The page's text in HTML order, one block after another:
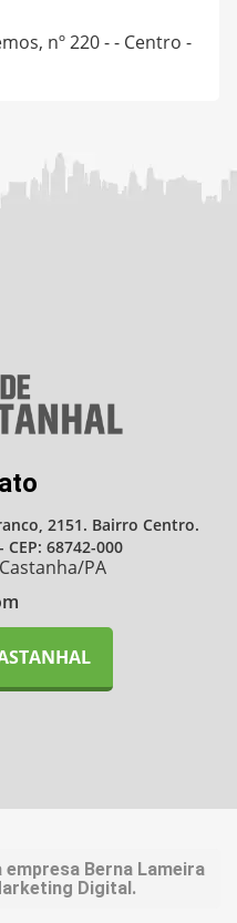
nº 220 - - Centro -
2151. Bairro Centro.
68742-000
PA
Berna Lameira
Digital.